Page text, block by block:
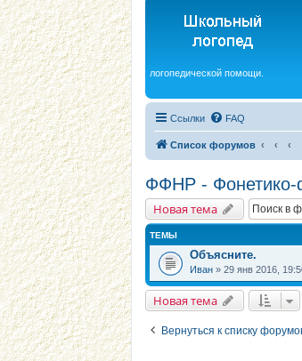
логопедической помощи.
Ссылки FAQ
Список форумов
ФФНР - Фонетико-
Новая тема
ТЕМЫ
Объясните.
Иван » 29 янв 2016,
Новая тема
Вернуться к списку